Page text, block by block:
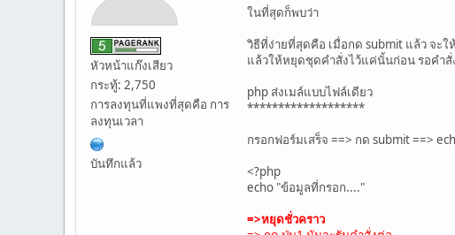
หัวหน้าแก๊งเสียว
กระทู้: 2,750
การลงทุนที่แพงที่สุดคือ การ
ลงทุนเวลา
บันทึกแล้ว
ในที่สุดก็พบว่า
วิธีที่ง่ายที่สุดคือ เมื่อกด submit แล้ว จะ
แล้วให้หยุดชุดคำสั่งไว้แค่นั้นก่อน รอคำ
php ส่งเมล์แบบไฟล์เดียว
*******************
กรอกฟอร์มเสร็จ ==> กด submit ==>
<?php
echo "ข้อมูลที่กรอก...."
=>หยุดชั่วคราว